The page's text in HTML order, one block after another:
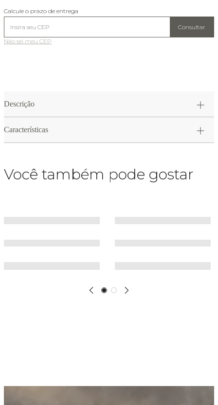
Calcule o prazo de entrega
Consultar
Não sei meu CEP
Descrição
Características
Você também pode gostar